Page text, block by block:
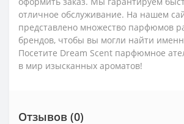
отличное обслуживание. На нашем
представлено множество парфюмов
брендов, чтобы вы могли найти
Посетите Dream Scent парфюмное
в мир изысканных ароматов!
Отзывов (0)